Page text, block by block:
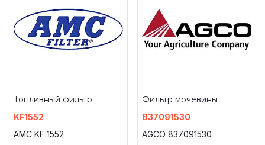
Топливный фильтр
KF1552
AMC KF 1552
Фильтр мочевины
837091530
AGCO 837091530